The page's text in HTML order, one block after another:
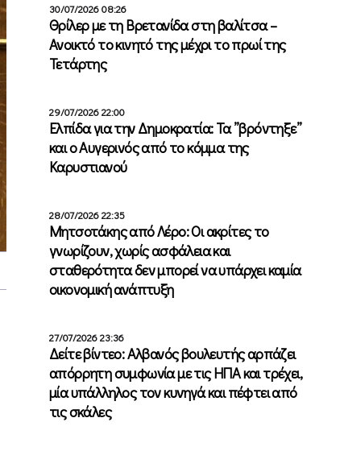
30/07/2026 08:26
Θρίλερ με τη Βρετανίδα στη βαλίτσα –
Ανοικτό το κινητό της μέχρι το πρωί της
Τετάρτης
29/07/2026 22:00
Ελπίδα για την Δημοκρατία: Τα ”βρόντηξε”
και ο Αυγερινός από το κόμμα της
Καρυστιανού
28/07/2026 22:35
Μητσοτάκης από Λέρο: Οι ακρίτες το
γνωρίζουν, χωρίς ασφάλεια και
σταθερότητα δεν μπορεί να υπάρχει καμία
οικονομική ανάπτυξη
27/07/2026 23:36
Δείτε βίντεο: Αλβανός βουλευτής αρπάζει
απόρρητη συμφωνία με τις ΗΠΑ και τρέχει,
μία υπάλληλος τον κυνηγά και πέφτει από
τις σκάλες